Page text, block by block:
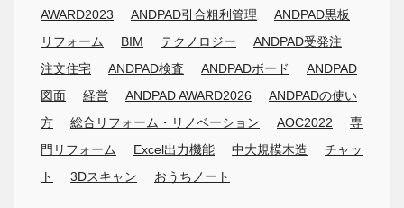
AWARD2023
ANDPAD引合粗利管理
ANDPAD黒板
リフォーム
BIM テクノロジー
ANDPAD受発注
注文住宅
ANDPAD検査 ANDPADボード
ANDPAD
図面
経営 ANDPAD AWARD2026
ANDPADの使い
方
総合リフォーム・リノベーション AOC2022
専
門リフォーム
Excel出力機能 中大規模木造
チャッ
ト
3Dスキャン おうちノート